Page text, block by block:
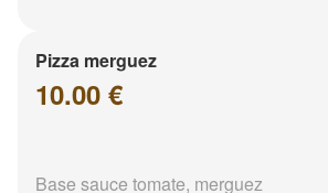
Pizza merguez
10.00 €
Base sauce tomate, merguez